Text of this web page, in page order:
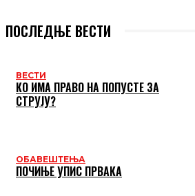
ПОСЛЕДЊЕ ВЕСТИ
ВЕСТИ
КО ИМА ПРАВО НА ПОПУСТЕ ЗА
СТРУЈУ?
ОБАВЕШТЕЊА
ПОЧИЊЕ УПИС ПРВАКА